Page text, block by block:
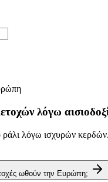
λόγω
ράλι λόγω ισχυρών
ωθούν την Ευρώπη;